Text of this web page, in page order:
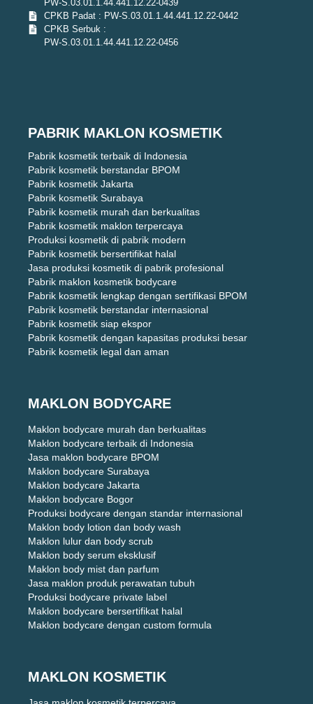
PW-S.03.01.1.44.441.12.22-0439
CPKB Padat : PW-S.03.01.1.44.441.12.22-0442
CPKB Serbuk :
PW-S.03.01.1.44.441.12.22-0456
PABRIK MAKLON KOSMETIK
Pabrik kosmetik terbaik di Indonesia
Pabrik kosmetik berstandar BPOM
Pabrik kosmetik Jakarta
Pabrik kosmetik Surabaya
Pabrik kosmetik murah dan berkualitas
Pabrik kosmetik maklon terpercaya
Produksi kosmetik di pabrik modern
Pabrik kosmetik bersertifikat halal
Jasa produksi kosmetik di pabrik profesional
Pabrik maklon kosmetik bodycare
Pabrik kosmetik lengkap dengan sertifikasi BPOM
Pabrik kosmetik berstandar internasional
Pabrik kosmetik siap ekspor
Pabrik kosmetik dengan kapasitas produksi besar
Pabrik kosmetik legal dan aman
MAKLON BODYCARE
Maklon bodycare murah dan berkualitas
Maklon bodycare terbaik di Indonesia
Jasa maklon bodycare BPOM
Maklon bodycare Surabaya
Maklon bodycare Jakarta
Maklon bodycare Bogor
Produksi bodycare dengan standar internasional
Maklon body lotion dan body wash
Maklon lulur dan body scrub
Maklon body serum eksklusif
Maklon body mist dan parfum
Jasa maklon produk perawatan tubuh
Produksi bodycare private label
Maklon bodycare bersertifikat halal
Maklon bodycare dengan custom formula
MAKLON KOSMETIK